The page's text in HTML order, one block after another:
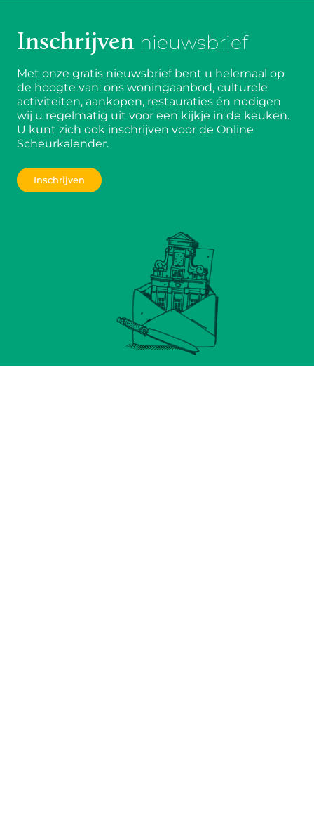
Inschrijven nieuwsbrief
Met onze gratis nieuwsbrief bent u helemaal op
de hoogte van: ons woningaanbod, culturele
activiteiten, aankopen, restauraties én nodigen
wij u regelmatig uit voor een kijkje in de keuken.
U kunt zich ook inschrijven voor de Online
Scheurkalender.
Inschrijven